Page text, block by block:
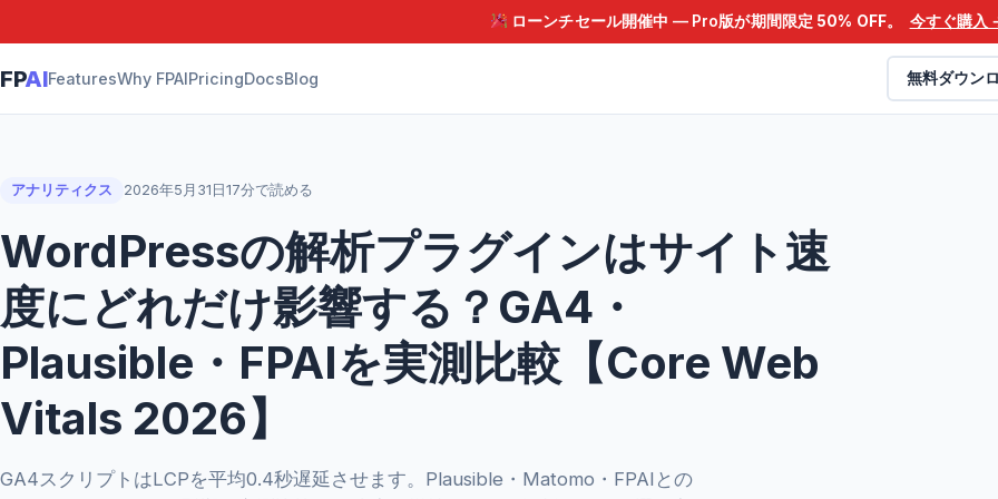
ローンチセール開催中 — Pro版が期間限定 50% OFF。 今すぐ購入
FPAIFeaturesWhy FPAIPricingDocsBlog 無料ダウン
アナリティクス 2026年5月31日 17分で読める
WordPressの解析プラグインはサイト速
度にどれだけ影響する？GA4・
Plausible・FPAIを実測比較【Core Web
Vitals 2026】
GA4スクリプトはLCPを平均0.4秒遅延させます。Plausible・Matomo・FPAIとの